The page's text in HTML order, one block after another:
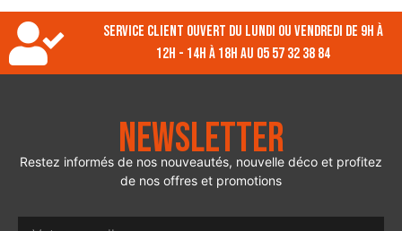
Service client ouvert du lundi ou vendredi de 9h à
12h - 14h à 18h au 05 57 32 38 84
Newsletter
Restez informés de nos nouveautés, nouvelle déco et profitez
de nos offres et promotions